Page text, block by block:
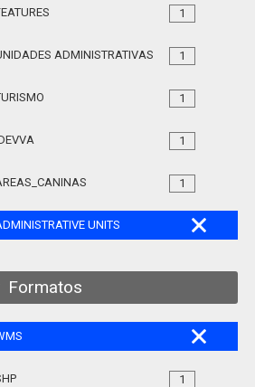
1
1
ADMINISTRATIVAS
1
1
1
UNITS
Formatos
1